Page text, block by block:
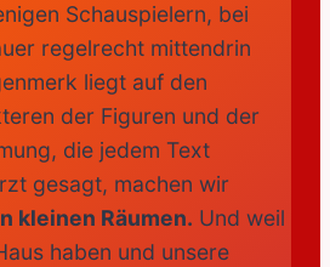
Schauspielern, bei
regelrecht mittendrin
liegt auf den
der Figuren und der
die jedem Text
gesagt, machen wir
kleinen Räumen. Und weil
haben und unsere